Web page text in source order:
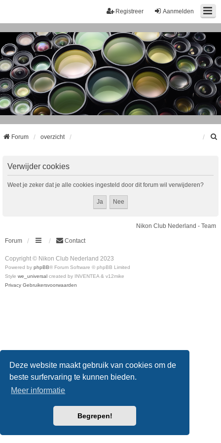
Deze website maakt gebruik van cookies om de
beste surfervaring te kunnen bieden.
Meer informatie
Begrepen!
Aanmelden
Registreer
Forum overzicht
Verwijder cookies
Weet je zeker dat je alle cookies ingesteld door dit forum wil verwijderen?
Nikon Club Nederland - Team
Forum Contact
Copyright © Nikon Club Nederland 2023
Powered by phpBB® Forum Software © phpBB Limited
Style we_universal created by INVENTEA & v12mike
Privacy Gebruikersvoorwaarden